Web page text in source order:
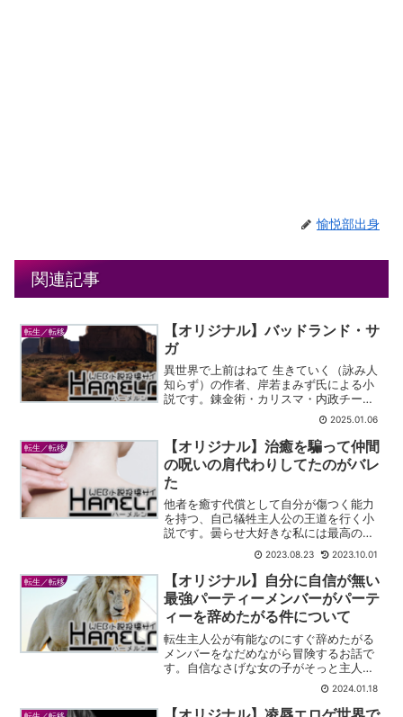
愉悦部出身
関連記事
転生／転移
【オリジナル】バッドランド・サ
ガ
異世界で上前はねて 生きていく（詠み人
知らず）の作者、岸若まみず氏による小
説です。錬金術・カリスマ・内政チート
で領地を豊かにしていきます。 2025.01.06
転生／転移
【オリジナル】治癒を騙って仲間
の呪いの肩代わりしてたのがバレ
た
他者を癒す代償として自分が傷つく能力
を持つ、自己犠牲主人公の王道を行く小
説です。曇らせ大好きな私には最高の展
2023.08.23 2023.10.01
転生／転移
【オリジナル】自分に自信が無い
最強パーティーメンバーがパーテ
ィーを辞めたがる件について
転生主人公が有能なのにすぐ辞めたがる
メンバーをなだめながら冒険するお話で
す。自信なさげな女の子がそっと主人公
から離れたがるというシチュエーション
2024.01.18